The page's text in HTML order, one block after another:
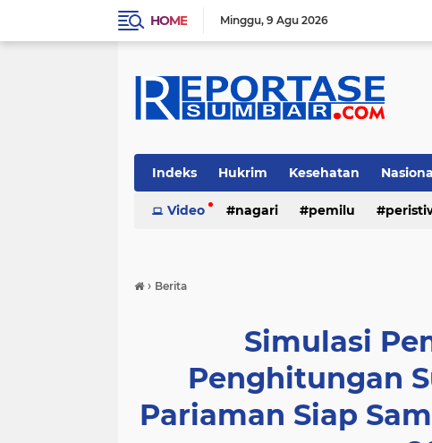
HOME Minggu 9 Agu 2026
Indeks Hukrim Kesehatan
Video nagari pemilu
› Berita
Simulasi
Penghitungan
Pariaman Siap